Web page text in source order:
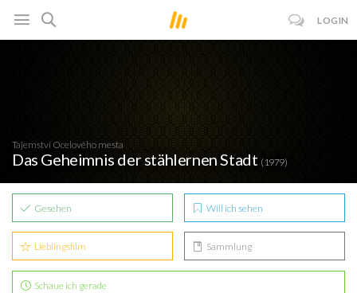
LOGIN
Tajemství Ocelového mesta
Das Geheimnis der stählernen Stadt (1979)
Gesehen Will ich sehen
Lieblingsfilm Sammlung
Schaue ich gerade